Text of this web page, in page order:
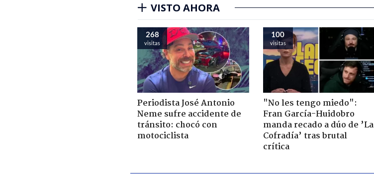
VISTO AHORA
268
visitas
Periodista José Antonio
Neme sufre accidente de
tránsito: chocó con
motociclista
100
visitas
"No les tengo miedo":
Fran García-Huidobro
manda recado a dúo de ’La
Cofradía’ tras brutal
crítica